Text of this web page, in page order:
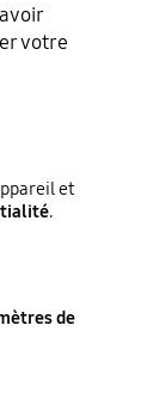
votre
et
.
de